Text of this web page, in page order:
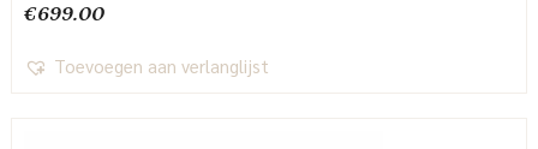
€699.00
Toevoegen aan verlanglijst